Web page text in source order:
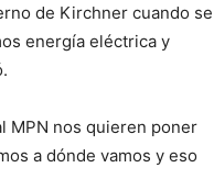
de Kirchner cuando se
energía eléctrica y
MPN nos quieren poner
a dónde vamos y eso